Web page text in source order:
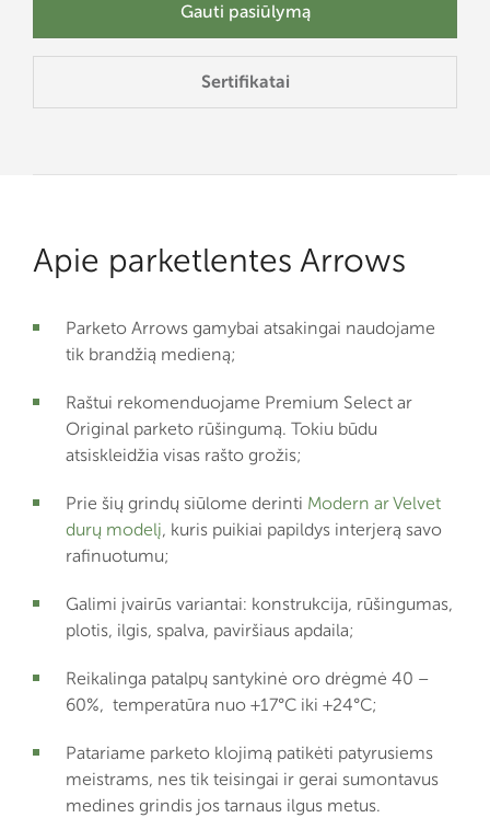
Gauti pasiūlymą
Sertifikatai
Apie parketlentes Arrows
Parketo Arrows gamybai atsakingai naudojame
tik brandžią medieną;
Raštui rekomenduojame Premium Select ar
Original parketo rūšingumą. Tokiu būdu
atsiskleidžia visas rašto grožis;
Prie šių grindų siūlome derinti Modern ar Velvet
durų modelį, kuris puikiai papildys interjerą savo
rafinuotumu;
Galimi įvairūs variantai: konstrukcija, rūšingumas,
plotis, ilgis, spalva, paviršiaus apdaila;
Reikalinga patalpų santykinė oro drėgmė 40 –
60%, temperatūra nuo +17°C iki +24°C;
Patariame parketo klojimą patikėti patyrusiems
meistrams, nes tik teisingai ir gerai sumontavus
medines grindis jos tarnaus ilgus metus.